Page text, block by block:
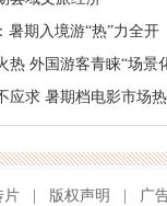
暑期入境游“热”力全开
热 外国游客青睐“场景
应求 暑期档电影市场
片 | 版权声明 | 广